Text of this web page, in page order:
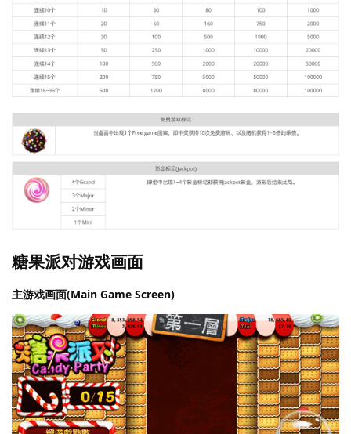
糖果派对游戏画面
主游戏画面(Main Game Screen)